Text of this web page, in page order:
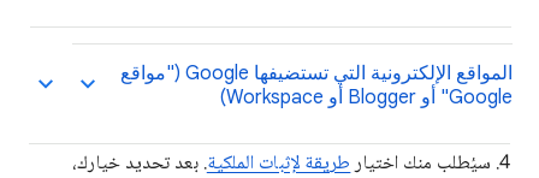
المواقع الإلكترونية التي تستضيفها Google ("مواقع
Google" أو Blogger أو Workspace)
‫4. سيُطلب منك اختيار طريقة لإثبات الملكية. بعد تحديد خيارك،